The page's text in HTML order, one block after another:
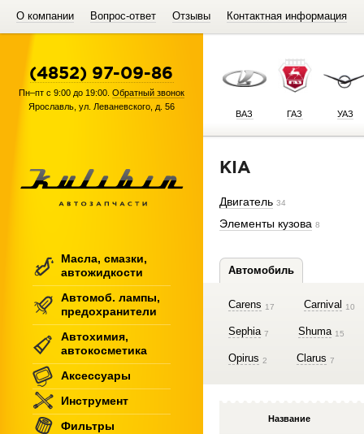
О компании Вопрос-ответ Отзывы Контактная информация
ВАЗ ГАЗ УАЗ
KIA
Двигатель 34
Элементы кузова 8
Автомобиль
Carens 17 Carnival 10
Sephia 7 Shuma 15
Opirus 2 Clarus 7
Название
(4852) 97-09-86
Пн–пт с 9:00 до 19:00. Обратный звонок
Ярославль ул. Леваневского, д. 56
Масла, смазки,
автожидкости
Автомоб. лампы,
предохранители
Автохимия,
автокосметика
Аксессуары
Инструмент
Фильтры